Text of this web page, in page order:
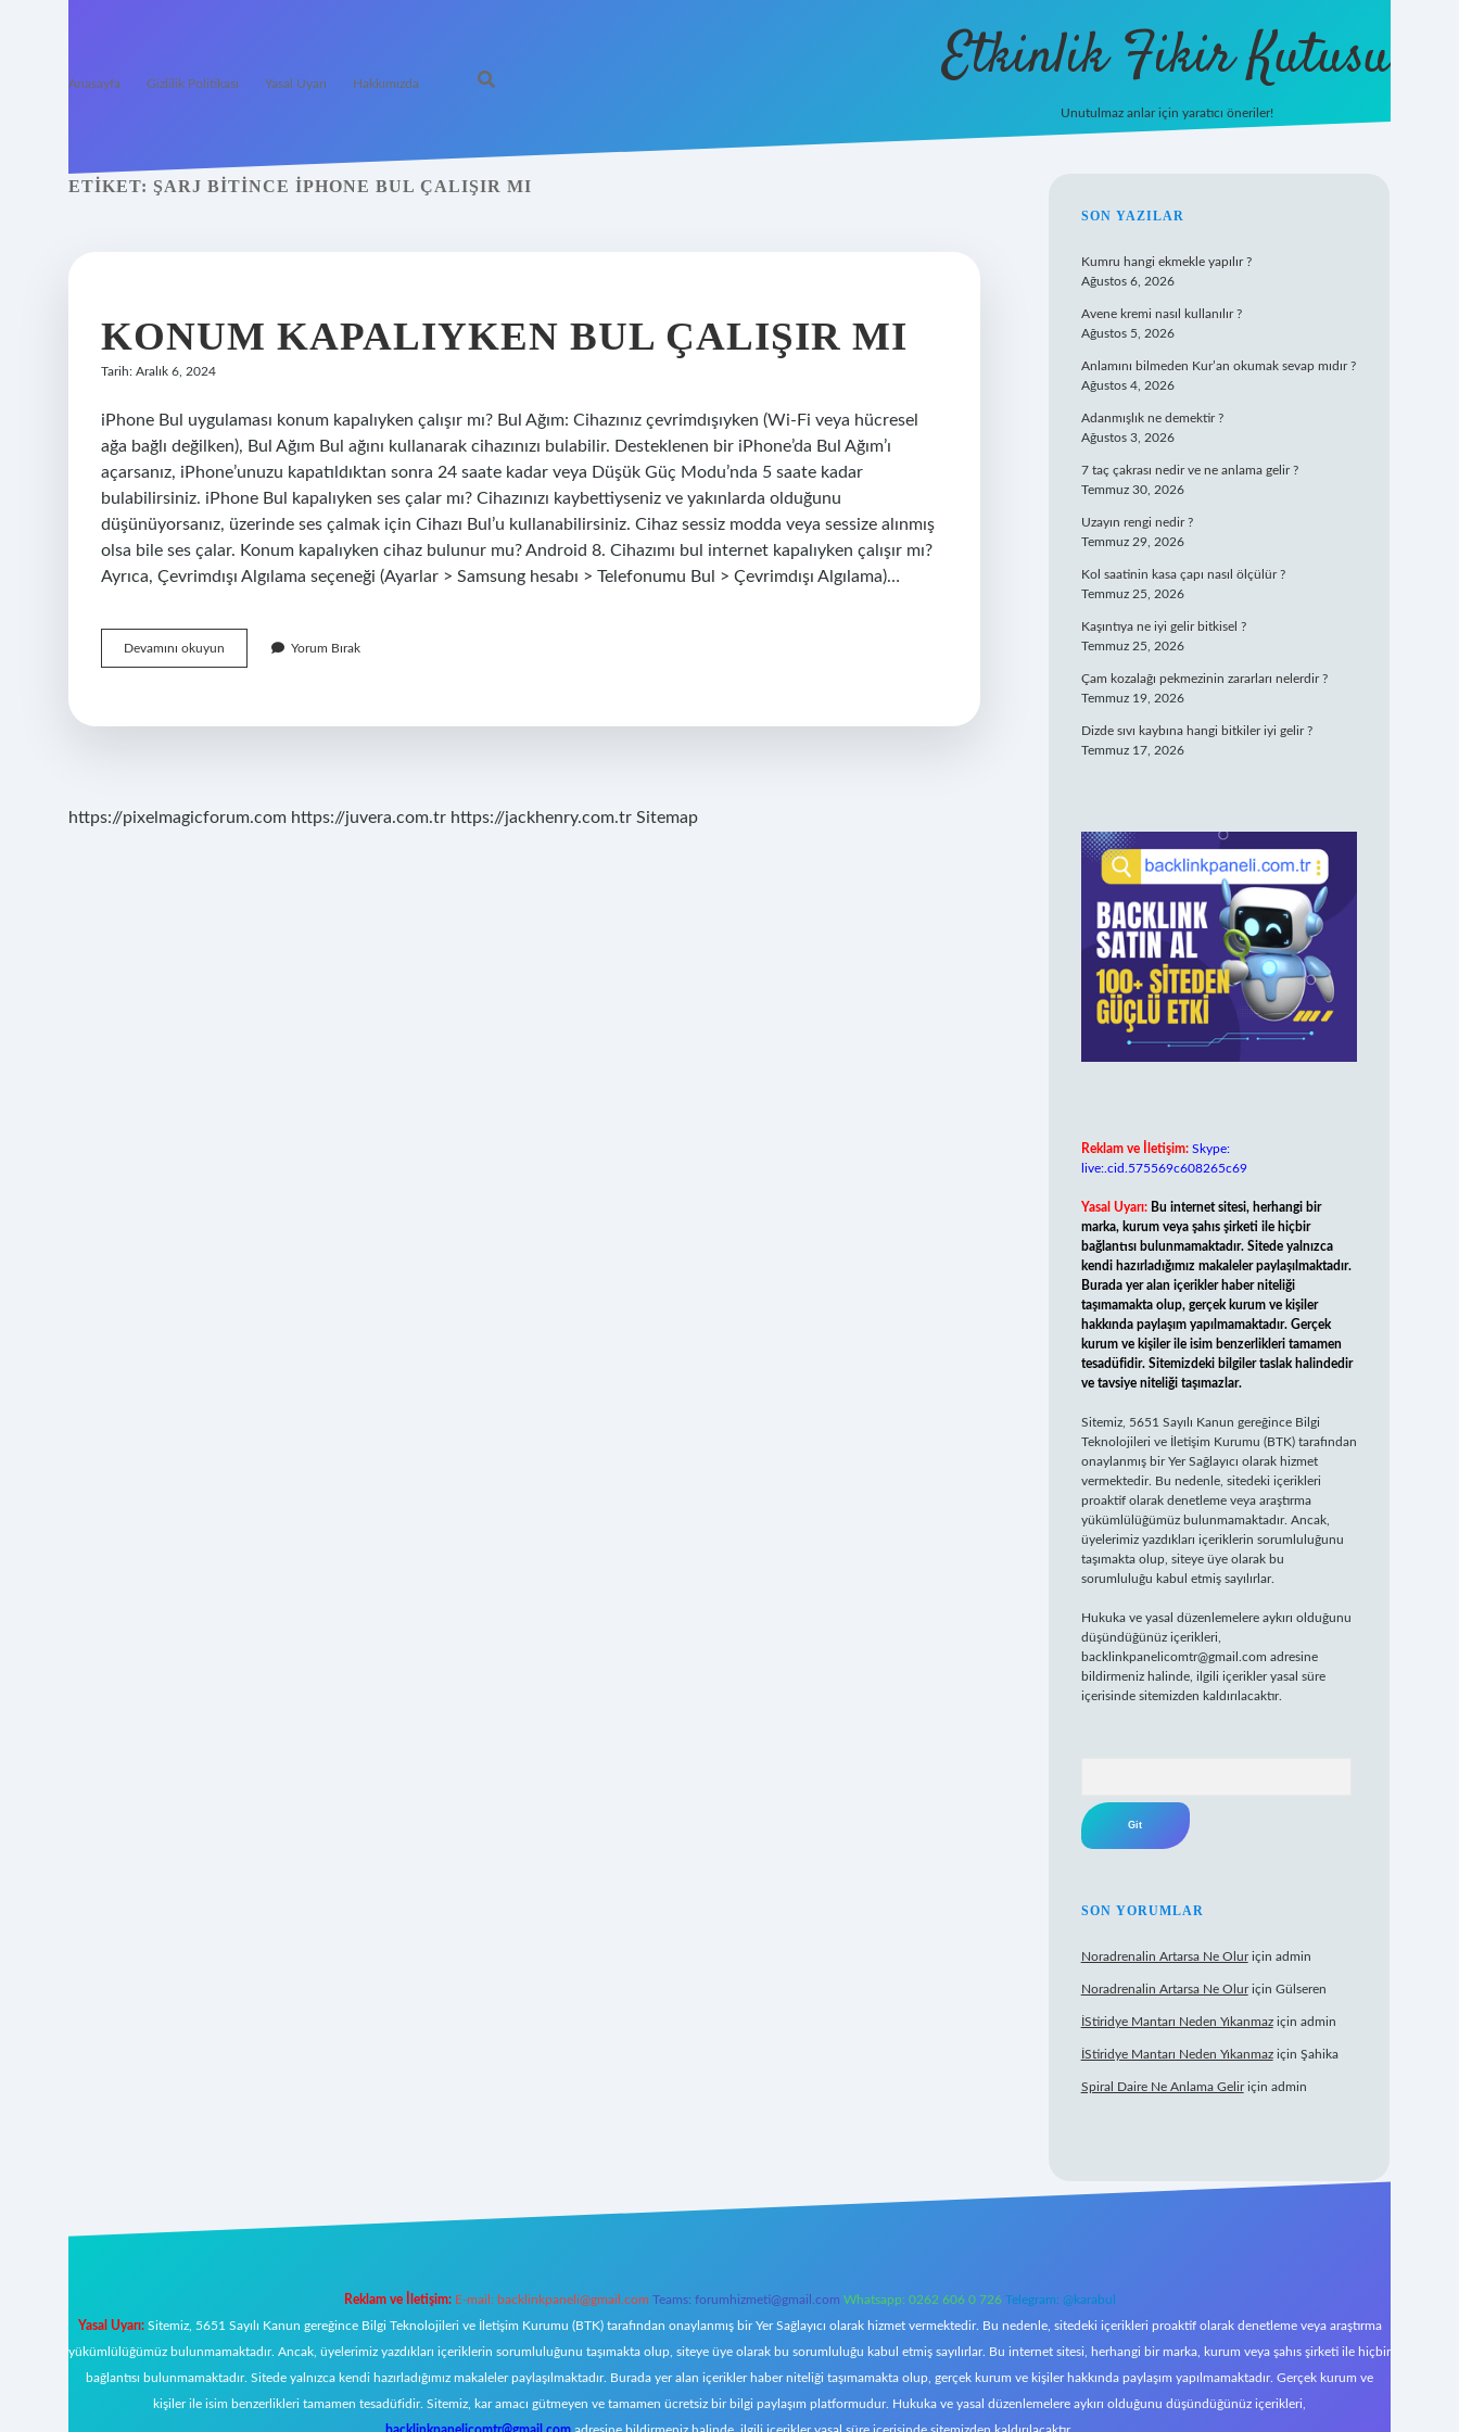
Anasayfa Gizlilik Politikası Yasal Uyarı Hakkımızda Etkinlik Fikir Kutusu
Unutulmaz anlar için yaratıcı öneriler!
ETIKET: ŞARJ BITINCE IPHONE BUL ÇALIŞIR MI
KONUM KAPALIYKEN BUL ÇALIŞIR MI
Tarih: Aralık 6, 2024
iPhone Bul uygulaması konum kapalıyken çalışır mı? Bul Ağım: Cihazınız çevrimdışıyken (Wi-Fi veya hücresel
ağa bağlı değilken), Bul Ağım Bul ağını kullanarak cihazınızı bulabilir. Desteklenen bir iPhone’da Bul Ağım’ı
açarsanız, iPhone’unuzu kapatıldıktan sonra 24 saate kadar veya Düşük Güç Modu’nda 5 saate kadar
bulabilirsiniz. iPhone Bul kapalıyken ses çalar mı? Cihazınızı kaybettiyseniz ve yakınlarda olduğunu
düşünüyorsanız, üzerinde ses çalmak için Cihazı Bul’u kullanabilirsiniz. Cihaz sessiz modda veya sessize alınmış
olsa bile ses çalar. Konum kapalıyken cihaz bulunur mu? Android 8. Cihazımı bul internet kapalıyken çalışır mı?
Ayrıca, Çevrimdışı Algılama seçeneği (Ayarlar > Samsung hesabı > Telefonumu Bul > Çevrimdışı Algılama)…
Devamını okuyun
Kapalıyken
Mı
Yorum Bırak
https://pixelmagicforum.com https://juvera.com.tr https://jackhenry.com.tr Sitemap
SIDEBAR
SON YAZILAR
Kumru hangi ekmekle yapılır ?
Ağustos 6, 2026
Avene kremi nasıl kullanılır ?
Ağustos 5, 2026
Anlamını bilmeden Kur’an okumak sevap mıdır ?
Ağustos 4, 2026
Adanmışlık ne demektir ?
Ağustos 3, 2026
7 taç çakrası nedir ve ne anlama gelir ?
Temmuz 30, 2026
Uzayın rengi nedir ?
Temmuz 29, 2026
Kol saatinin kasa çapı nasıl ölçülür ?
Temmuz 25, 2026
Kaşıntıya ne iyi gelir bitkisel ?
Temmuz 25, 2026
Çam kozalağı pekmezinin zararları nelerdir ?
Temmuz 19, 2026
Dizde sıvı kaybına hangi bitkiler iyi gelir ?
Temmuz 17, 2026
Reklam ve İletişim: Skype:
live:.cid.575569c608265c69
Yasal Uyarı: Bu internet sitesi, herhangi bir
marka, kurum veya şahıs şirketi ile hiçbir
bağlantısı bulunmamaktadır. Sitede yalnızca
kendi hazırladığımız makaleler paylaşılmaktadır.
Burada yer alan içerikler haber niteliği
taşımamakta olup, gerçek kurum ve kişiler
hakkında paylaşım yapılmamaktadır. Gerçek
kurum ve kişiler ile isim benzerlikleri tamamen
tesadüfidir. Sitemizdeki bilgiler taslak halindedir
ve tavsiye niteliği taşımazlar.
Sitemiz, 5651 Sayılı Kanun gereğince Bilgi
Teknolojileri ve İletişim Kurumu (BTK) tarafından
onaylanmış bir Yer Sağlayıcı olarak hizmet
vermektedir. Bu nedenle, sitedeki içerikleri
proaktif olarak denetleme veya araştırma
yükümlülüğümüz bulunmamaktadır. Ancak,
üyelerimiz yazdıkları içeriklerin sorumluluğunu
taşımakta olup, siteye üye olarak bu
sorumluluğu kabul etmiş sayılırlar.
Hukuka ve yasal düzenlemelere aykırı olduğunu
düşündüğünüz içerikleri,
backlinkpanelicomtr@gmail.com adresine
bildirmeniz halinde, ilgili içerikler yasal süre
içerisinde sitemizden kaldırılacaktır.
SON YORUMLAR
Noradrenalin Artarsa Ne Oluriçin admin
Noradrenalin Artarsa Ne Oluriçin Gülseren
İStiridye Mantarı Neden Yıkanmaziçin admin
İStiridye Mantarı Neden Yıkanmaziçin Şahika
Spiral Daire Ne Anlama Geliriçin admin
Reklam ve İletişim: E-mail: backlinkpaneli@gmail.com Teams: forumhizmeti@gmail.com Whatsapp: 0262 606 0 726 Telegram: @karabul
Yasal Uyarı:Sitemiz, 5651 Sayılı Kanun gereğince Bilgi Teknolojileri ve İletişim Kurumu (BTK) tarafından onaylanmış bir Yer Sağlayıcı olarak hizmet vermektedir. Bu nedenle, sitedeki içerikleri proaktif olarak denetleme veya araştırma
yükümlülüğümüz bulunmamaktadır. Ancak, üyelerimiz yazdıkları içeriklerin sorumluluğunu taşımakta olup, siteye üye olarak bu sorumluluğu kabul etmiş sayılırlar. Bu internet sitesi, herhangi bir marka, kurum veya şahıs şirketi ile hiçbir
bağlantısı bulunmamaktadır. Sitede yalnızca kendi hazırladığımız makaleler paylaşılmaktadır. Burada yer alan içerikler haber niteliği taşımamakta olup, gerçek kurum ve kişiler hakkında paylaşım yapılmamaktadır. Gerçek kurum ve
kişiler ile isim benzerlikleri tamamen tesadüfidir. Sitemiz, kar amacı gütmeyen ve tamamen ücretsiz bir bilgi paylaşım platformudur. Hukuka ve yasal düzenlemelere aykırı olduğunu düşündüğünüz içerikleri,